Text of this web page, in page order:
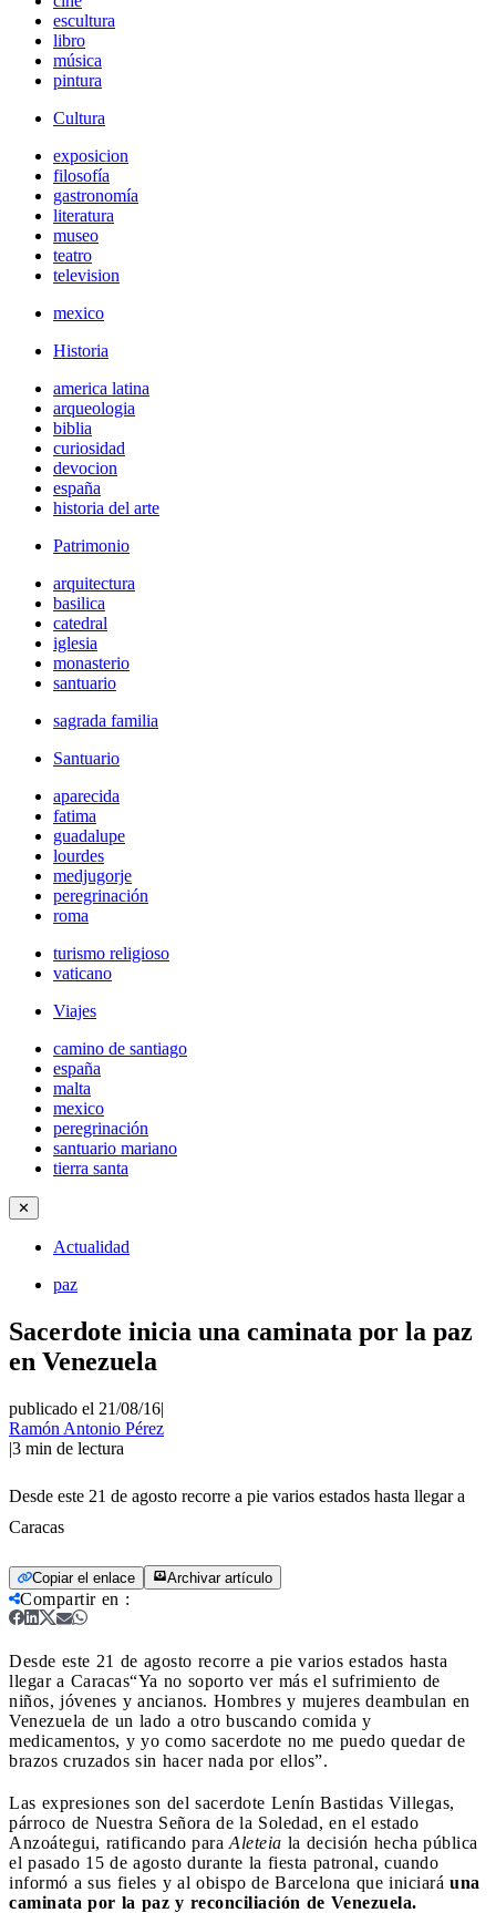
escultura
libro
música
pintura
Cultura
exposicion
filosofía
gastronomía
literatura
museo
teatro
television
mexico
Historia
america latina
arqueologia
biblia
curiosidad
devocion
españa
historia del arte
Patrimonio
arquitectura
basilica
catedral
iglesia
monasterio
santuario
sagrada familia
Santuario
aparecida
fatima
guadalupe
lourdes
medjugorje
peregrinación
roma
turismo religioso
vaticano
Viajes
camino de santiago
españa
malta
mexico
peregrinación
santuario mariano
tierra santa
✕
Actualidad
paz
Sacerdote inicia una caminata por la paz
en Venezuela
publicado el 21/08/16|
Ramón Antonio Pérez
|3 min de lectura
Desde este 21 de agosto recorre a pie varios estados hasta llegar a
Caracas
Copiar el enlace Archivar artículo
Compartir en :
Desde este 21 de agosto recorre a pie varios estados hasta
llegar a Caracas“Ya no soporto ver más el sufrimiento de
niños, jóvenes y ancianos. Hombres y mujeres deambulan en
Venezuela de un lado a otro buscando comida y
medicamentos, y yo como sacerdote no me puedo quedar de
brazos cruzados sin hacer nada por ellos”.
Las expresiones son del sacerdote Lenín Bastidas Villegas,
párroco de Nuestra Señora de la Soledad, en el estado
Anzoátegui, ratificando para Aleteia la decisión hecha pública
el pasado 15 de agosto durante la fiesta patronal, cuando
informó a sus fieles y al obispo de Barcelona que iniciará una
caminata por la paz y reconciliación de Venezuela.